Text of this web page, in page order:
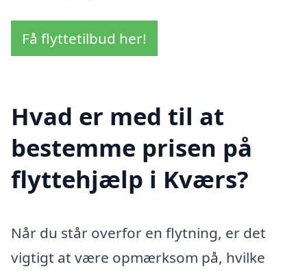
Få flyttetilbud her!
Hvad er med til at
bestemme prisen på
flyttehjælp i Kværs?
Når du står overfor en flytning, er det
vigtigt at være opmærksom på, hvilke